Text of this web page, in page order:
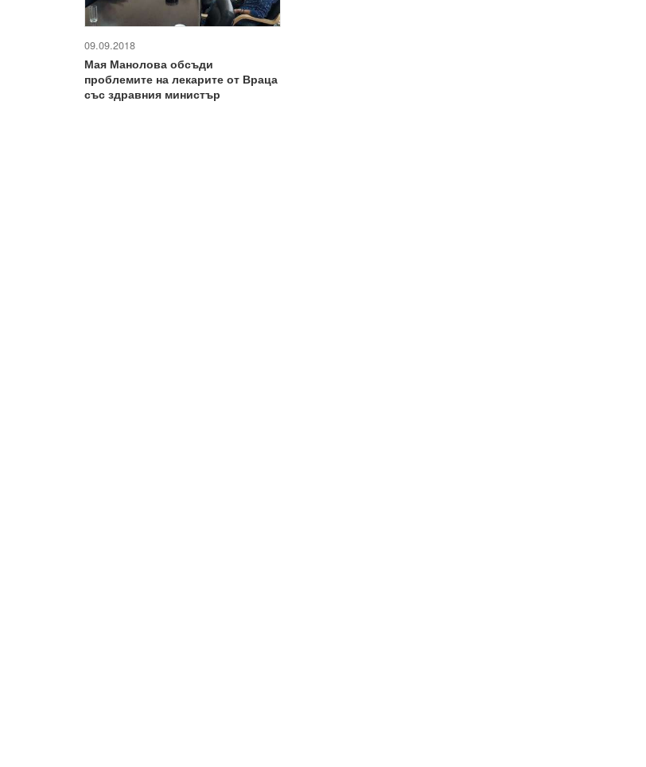
09.09.2018
Мая Манолова обсъди
проблемите на лекарите от Враца
със здравния министър